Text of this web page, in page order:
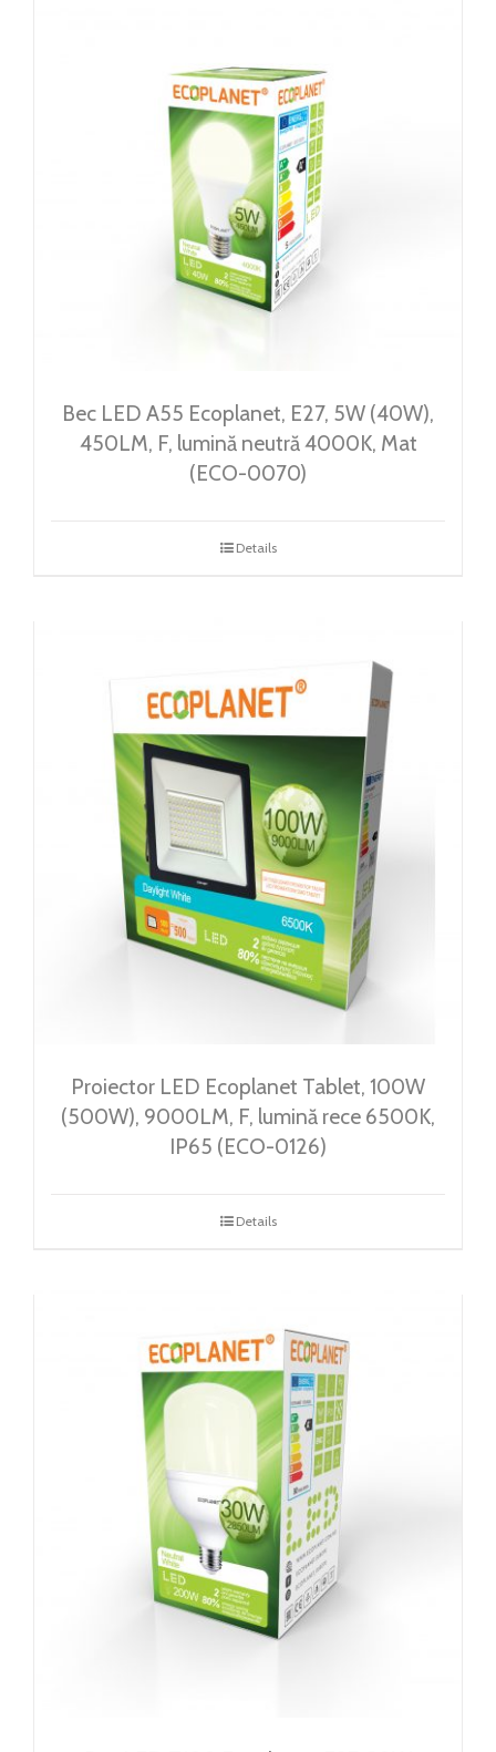
Bec LED A55 Ecoplanet, E27, 5W (40W),
450LM, F, lumină neutră 4000K, Mat
(ECO-0070)
Details
Proiector LED Ecoplanet Tablet, 100W
(500W), 9000LM, F, lumină rece 6500K,
IP65 (ECO-0126)
Details